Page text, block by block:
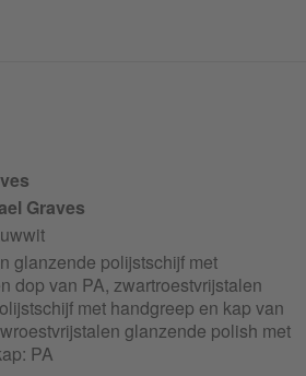
Graves
wit
glanzende polijstschijf met
dop van PA, zwartroestvrijstalen
met handgreep en kap van
roestvrijstalen glanzende polish met
PA